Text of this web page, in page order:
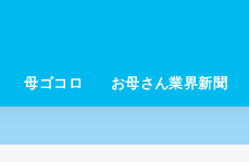
母ゴコロ お母さん業界新聞